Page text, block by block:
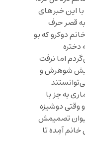
این خبر‌های
قصر حرف
دوکرو که بو
دختره
اما نرفت
شوهرش و
به جز با
وقتی دوشیزه
ایوان تصمیمش
آمِده تا